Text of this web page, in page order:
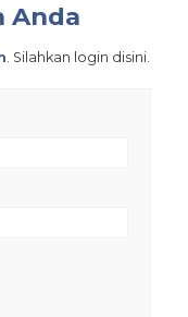
Anda
. Silahkan login disini.